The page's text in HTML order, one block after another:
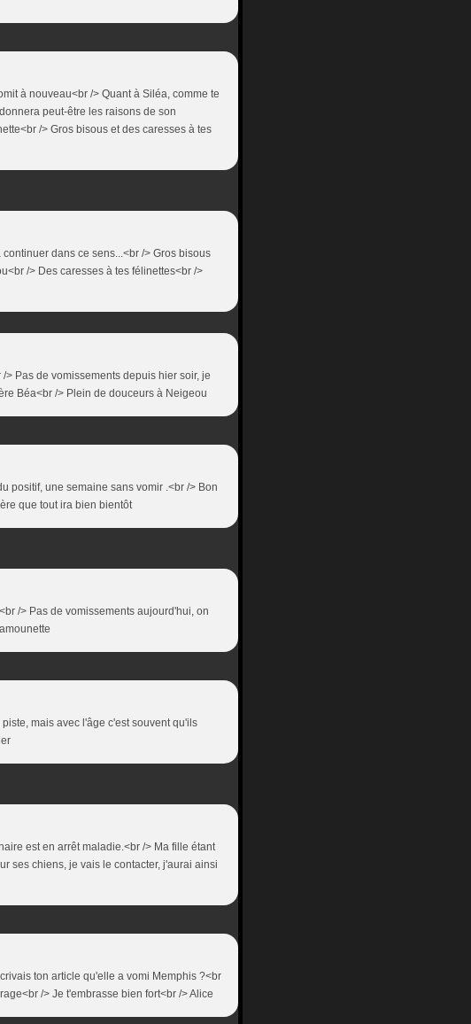
à nouveau<br /> Quant à Siléa, comme te
peut-être les raisons de son
/> Gros bisous et des caresses à tes
dans ce sens...<br /> Gros bisous
/> Des caresses à tes félinettes<br />
> Pas de vomissements depuis hier soir, je
Béa<br /> Plein de douceurs à Neigeou
positif, une semaine sans vomir .<br /> Bon
que tout ira bien bientôt
/> Pas de vomissements aujourd'hui, on
mais avec l'âge c'est souvent qu'ils
est en arrêt maladie.<br /> Ma fille étant
ses chiens, je vais le contacter, j'aurai ainsi
ton article qu'elle a vomi Memphis ?<br
/> Je t'embrasse bien fort<br /> Alice